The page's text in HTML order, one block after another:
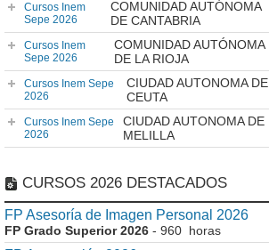
Cursos Inem
Sepe 2026
COMUNIDAD AUTÓNOMA
DE CANTABRIA
Cursos Inem
Sepe 2026
COMUNIDAD AUTÓNOMA
DE LA RIOJA
Cursos Inem Sepe
2026
CIUDAD AUTONOMA DE
CEUTA
Cursos Inem Sepe
2026
CIUDAD AUTONOMA DE
MELILLA
CURSOS 2026 DESTACADOS
FP Asesoría de Imagen Personal 2026
FP Grado Superior 2026 - 960 horas